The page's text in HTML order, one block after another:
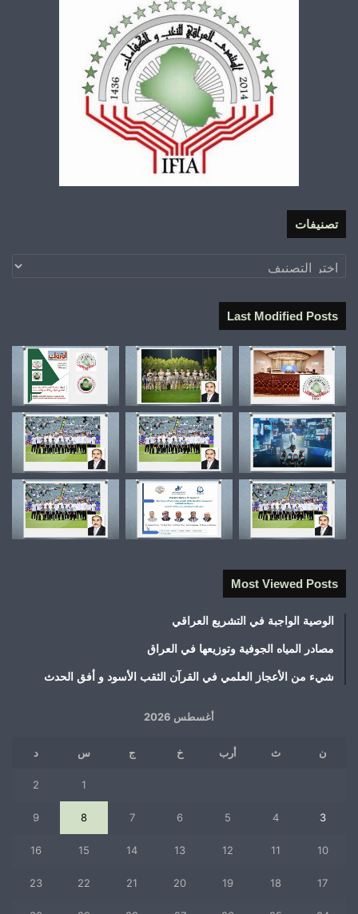
تصنيفات
تصنيفات
Last Modified Posts
Most Viewed Posts
الوصية الواجبة في التشريع العراقي
مصادر المياه الجوفية وتوزيعها في العراق
شيء من الأعجاز العلمي في القرآن الثقب الأسود و أفق الحدث
أغسطس 2026
ن ث أرب خ ج س د
1
2
3
4
5
6
7
8
9
10
11
12
13
14
15
16
17
18
19
20
21
22
23